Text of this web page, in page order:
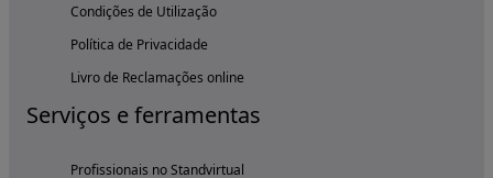
Condições de Utilização
Política de Privacidade
Livro de Reclamações online
Serviços e ferramentas
Profissionais no Standvirtual